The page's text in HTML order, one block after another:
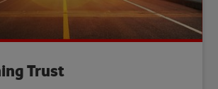
Trust